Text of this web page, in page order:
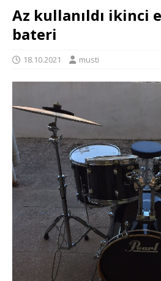
Az kullanıldı ikinci
bateri
18.10.2021 musti